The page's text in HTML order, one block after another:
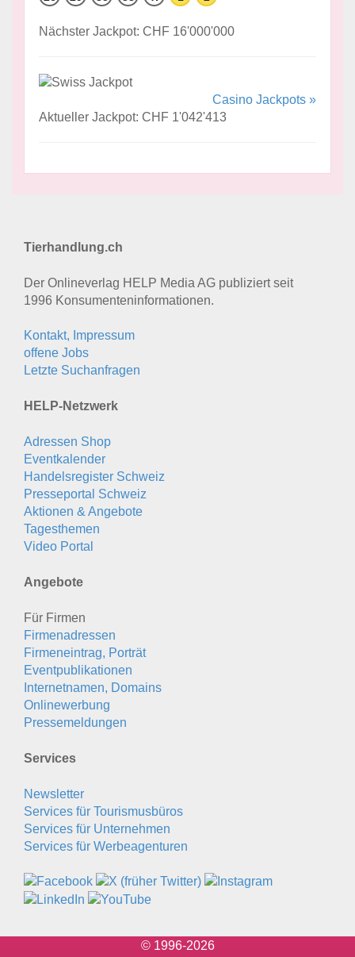
Nächster Jackpot: CHF 16'000'000
Casino Jackpots »
Aktueller Jackpot: CHF 1'042'413
Tierhandlung.ch
Der Onlineverlag HELP Media AG publiziert seit
1996 Konsumenten­informationen.
Kontakt, Impressum
offene Jobs
Letzte Suchanfragen
HELP-Netzwerk
Adressen Shop
Eventkalender
Handelsregister Schweiz
Presseportal Schweiz
Aktionen & Angebote
Tagesthemen
Video Portal
Angebote
Für Firmen
Firmenadressen
Firmeneintrag, Porträt
Eventpublikationen
Internetnamen, Domains
Onlinewerbung
Pressemeldungen
Services
Newsletter
Services für Tourismusbüros
Services für Unternehmen
Services für Werbeagenturen
© 1996-2026